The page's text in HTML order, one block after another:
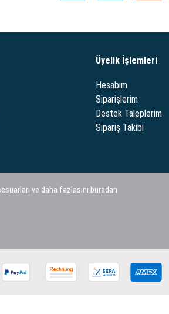
Üyelik İşlemleri
Hesabım
Siparişlerim
Destek Taleplerim
Sipariş Takibi
ve daha fazlasını buradan